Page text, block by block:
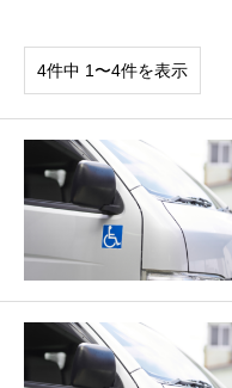
4件中 1〜4件を表示